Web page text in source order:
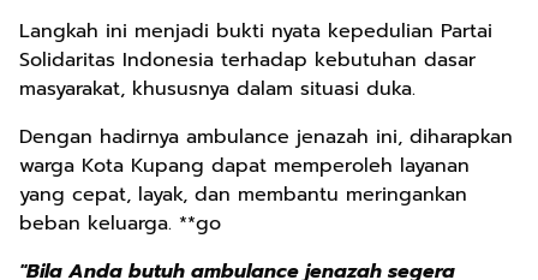
Langkah ini menjadi bukti nyata kepedulian Partai
Solidaritas Indonesia terhadap kebutuhan dasar
masyarakat, khususnya dalam situasi duka.
Dengan hadirnya ambulance jenazah ini, diharapkan
warga Kota Kupang dapat memperoleh layanan
yang cepat, layak, dan membantu meringankan
beban keluarga. **go
"Bila Anda butuh ambulance jenazah segera